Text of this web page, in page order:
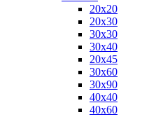
20х20
20х30
30х30
30х40
20х45
30х60
30х90
40х40
40х60